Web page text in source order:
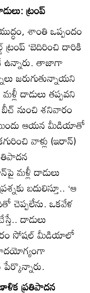
ట్రంప్‌
శాంతి ఒప్పందం
‘బెదిరించి దారికి
ఉన్నారు. తాజాగా
జరుగుతున్నాయని
దాడులు తప్పవని
నుంచి శనివారం
ఆయన మీడియాతో
వాళ్లు (ఇరాన్‌)
మళ్లీ దాడులు
బదులిస్తూ.. ‘ఆ
చెప్పలేను. ఒకవేళ
దాడులు
సోషల్‌ మీడియాలో
ప్రతిపాదన